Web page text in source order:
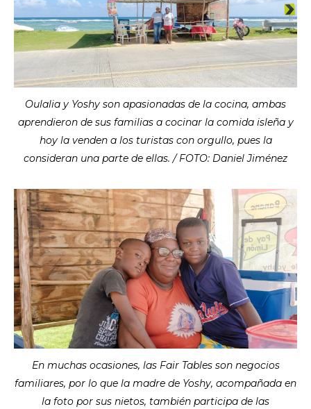
Oulalia y Yoshy son apasionadas de la cocina, ambas
aprendieron de sus familias a cocinar la comida isleña y
hoy la venden a los turistas con orgullo, pues la
consideran una parte de ellas. / FOTO: Daniel Jiménez
En muchas ocasiones, las Fair Tables son negocios
familiares, por lo que la madre de Yoshy, acompañada en
la foto por sus nietos, también participa de las